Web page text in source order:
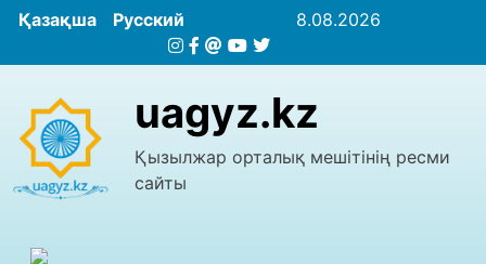
Қазақша Русский 8.08.2026
uagyz.kz
Қызылжар орталық мешітінің ресми
сайты